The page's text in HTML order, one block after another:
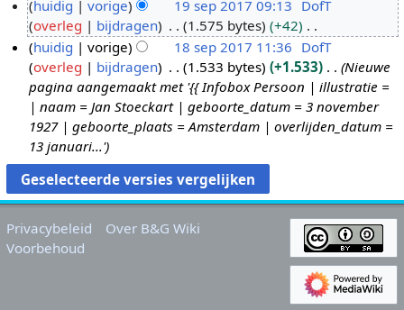
9
e
e
e
n
b
e
w
e
r
k
i
huidig vorige 19 sep 2017 09:13 DofT
overleg
bijdragen 1.575 bytes
+42
G
e
e
n
b
e
w
e
r
k
i
0
7
huidig vorige 18 sep 2017 11:36 DofT
overleg
bijdragen 1.533 bytes +1.533
Nieuwe
pagina aangemaakt met '{{ Infobox Persoon | illustratie =
| naam = Jan Stoeckart | geboorte_datum = 3 november
1927 | geboorte_plaats = Amsterdam | overlijden_datum =
13 januari...'
Privacybeleid
Over B&G Wiki
Voorbehoud